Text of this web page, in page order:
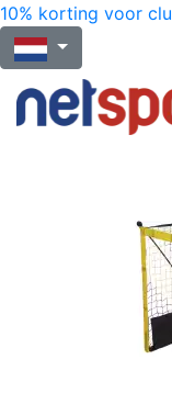
10% korting voor